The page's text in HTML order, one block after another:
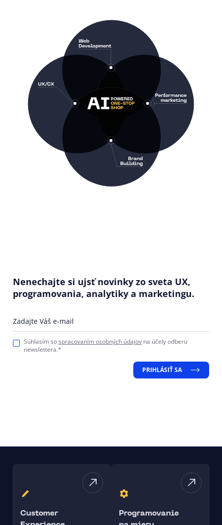
Nenechajte si ujsť novinky zo sveta UX,
programovania, analytiky a marketingu.
Zadajte Váš e-mail
Súhlasím sospracovaním osobných údajov na účely odberu
newslettera.*
PRIHLÁSIŤ SA
Customer
Programovanie